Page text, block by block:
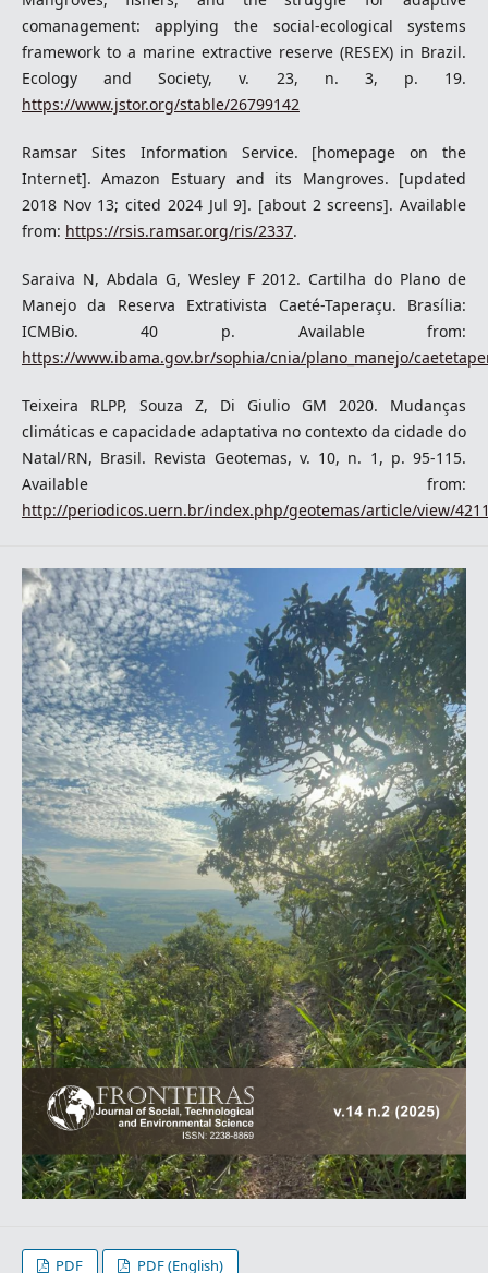
comanagement: applying the social-ecological systems
framework to a marine extractive reserve (RESEX) in Brazil.
Ecology and Society, v. 23, n. 3, p. 19.
https://www.jstor.org/stable/26799142
Ramsar Sites Information Service. [homepage on the
Internet]. Amazon Estuary and its Mangroves. [updated
2018 Nov 13; cited 2024 Jul 9]. [about 2 screens]. Available
from: https://rsis.ramsar.org/ris/2337.
Saraiva N, Abdala G, Wesley F 2012. Cartilha do Plano de
Manejo da Reserva Extrativista Caeté-Taperaçu. Brasília:
ICMBio. 40 p. Available from:
https://www.ibama.gov.br/sophia/cnia/plano_manejo/
Teixeira RLPP, Souza Z, Di Giulio GM 2020. Mudanças
climáticas e capacidade adaptativa no contexto da cidade do
Natal/RN, Brasil. Revista Geotemas, v. 10, n. 1, p. 95-115.
Available from:
http://periodicos.uern.br/index.php/geotemas/article/view/
PDF PDF (English)